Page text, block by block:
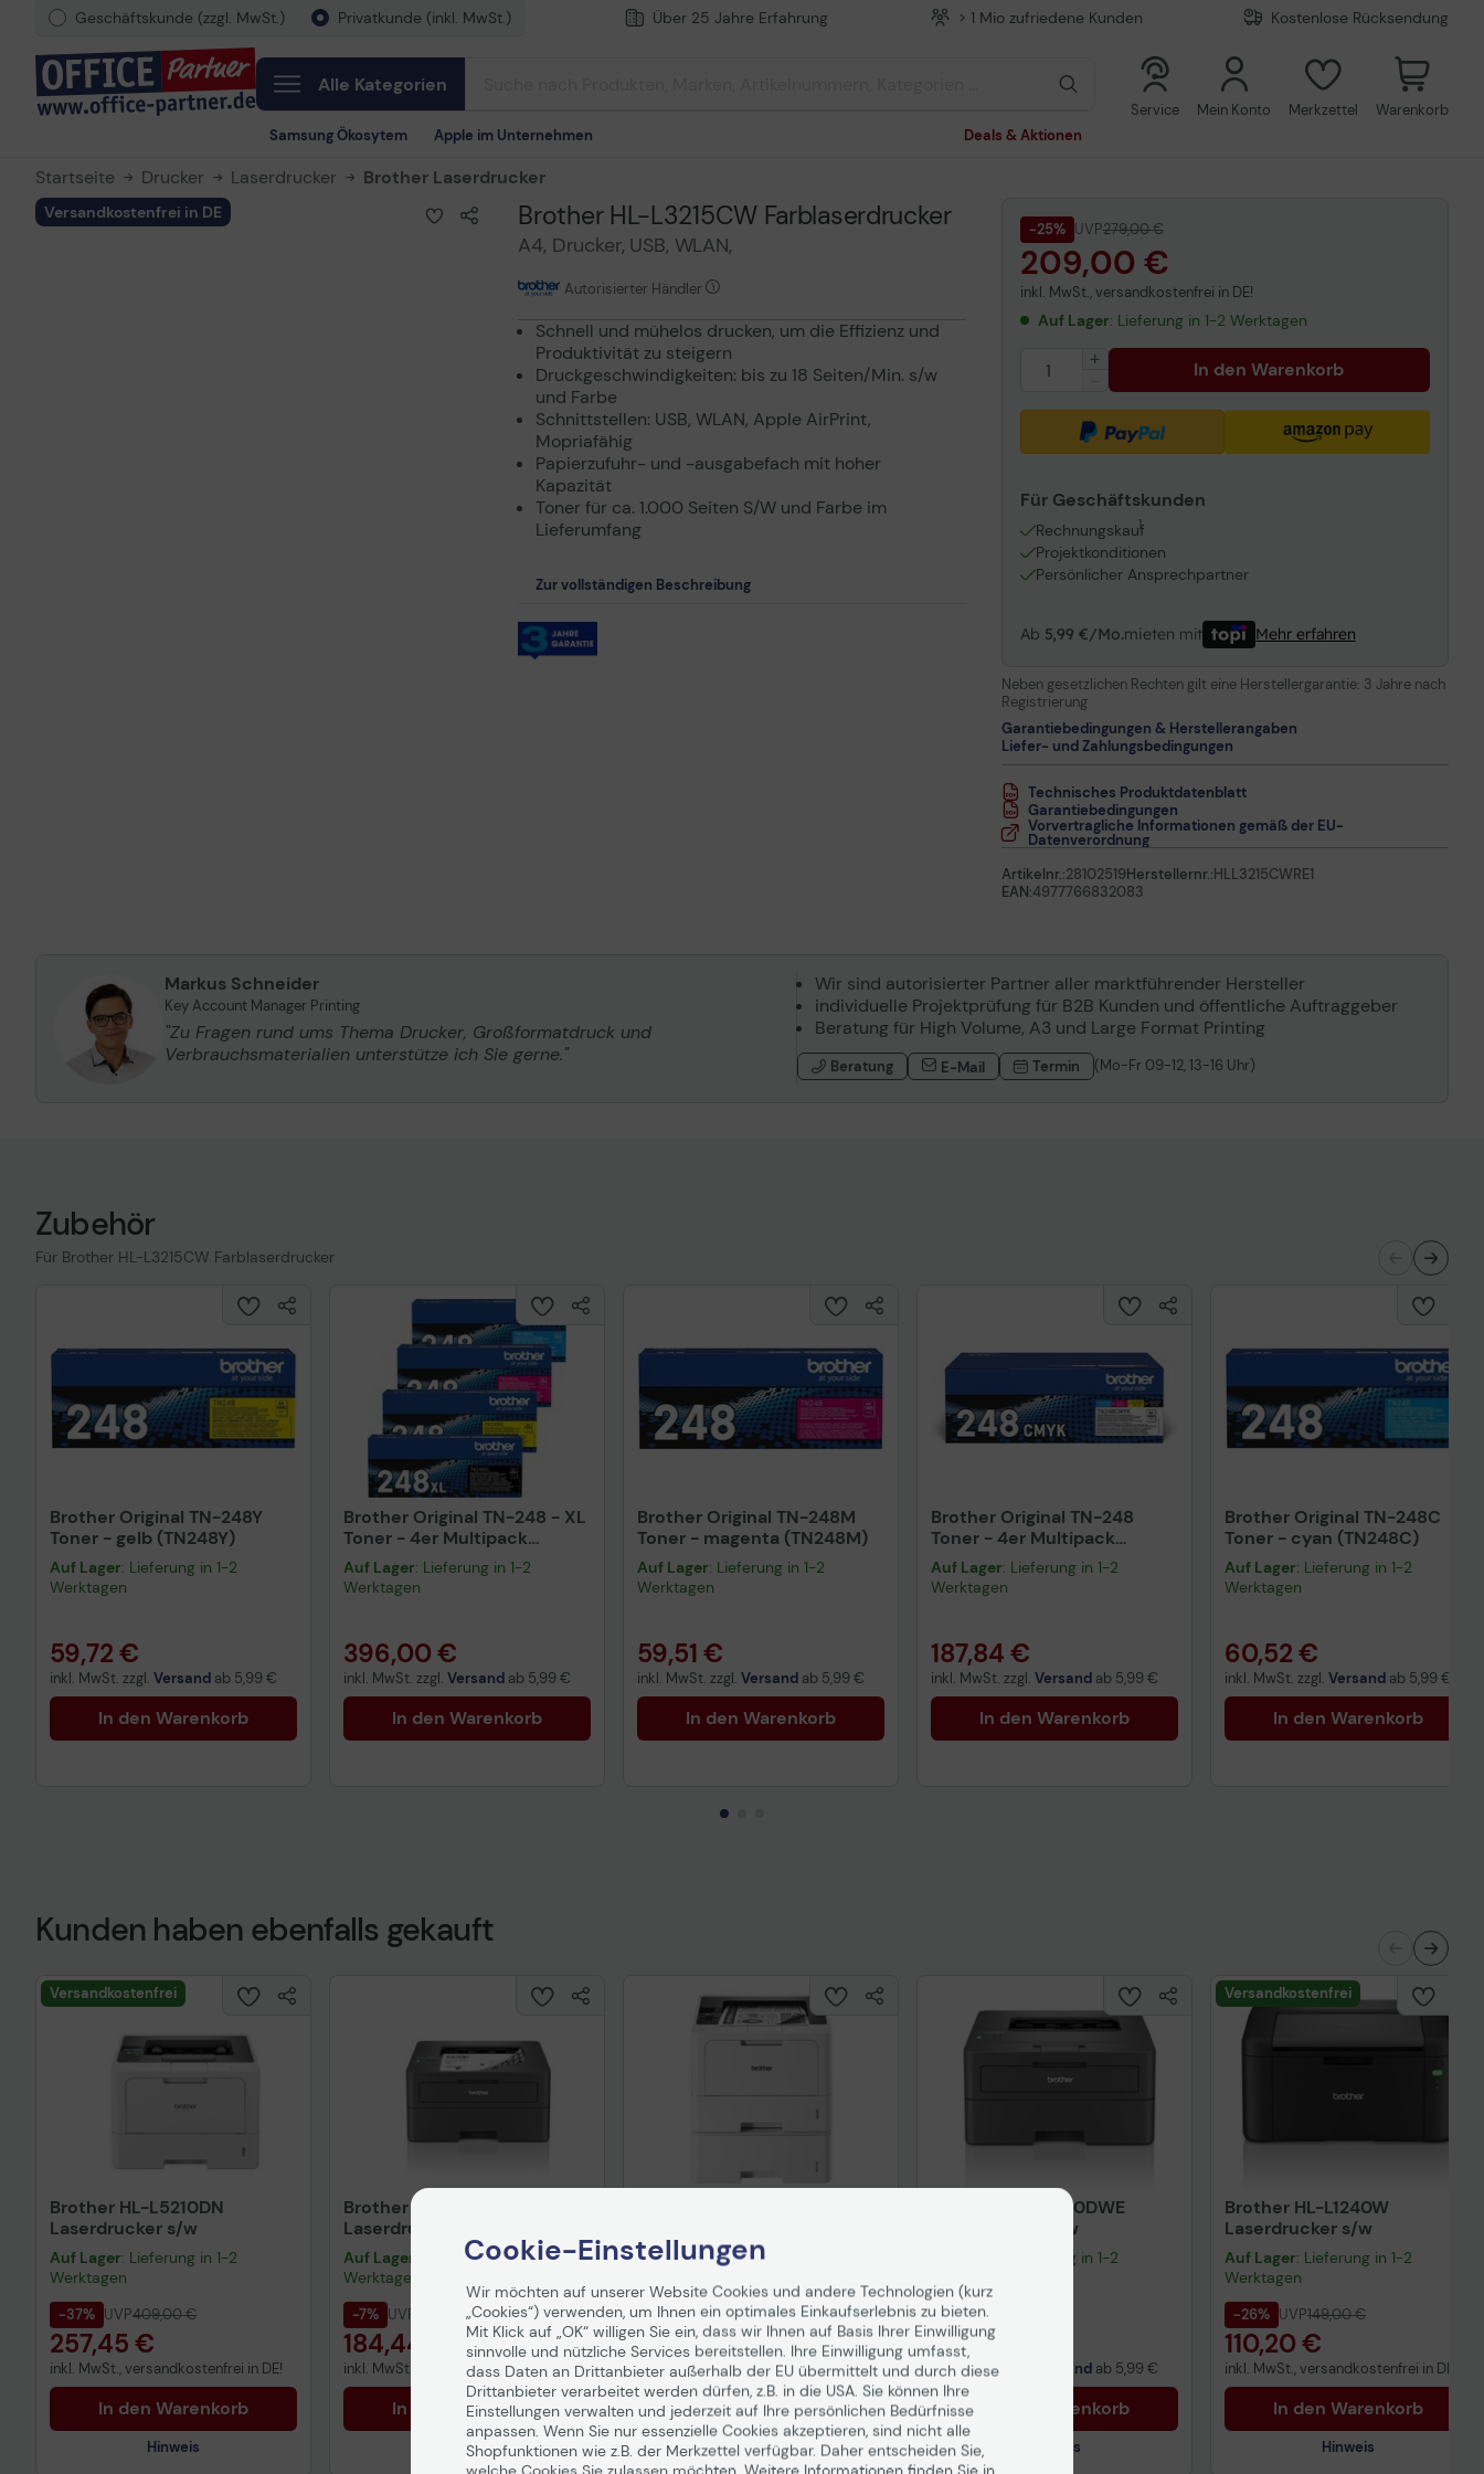
Geschäftskunde (zzgl. MwSt.) Privatkunde (inkl. MwSt.) Über 25 Jahre Erfahrung > 1 Mio zufriedene Kunden Kostenlose Rücksendung
Alle Kategorien
Samsung Ökosytem Apple im Unternehmen Deals & Aktionen
Service Mein Konto Merkzettel Warenkorb
Startseite Drucker Laserdrucker Brother Laserdrucker
Versandkostenfrei in DE Brother HL-L3215CW Farblaserdrucker
A4, Drucker, USB, WLAN,
Autorisierter Händler
Schnell und mühelos drucken, um die Effizienz und
Produktivität zu steigern
Druckgeschwindigkeiten: bis zu 18 Seiten/Min. s/w
und Farbe
Schnittstellen: USB, WLAN, Apple AirPrint,
Mopriafähig
Papierzufuhr- und -ausgabefach mit hoher
Kapazität
Toner für ca. 1.000 Seiten S/W und Farbe im
Lieferumfang
Zur vollständigen Beschreibung
-25% UVP279,00 €
209,00 €
inkl. MwSt., versandkostenfrei in DE!
Auf Lager: Lieferung in 1-2 Werktagen
In den Warenkorb
Für Geschäftskunden
Rechnungskauf
1
Projektkonditionen
Persönlicher Ansprechpartner
Ab 5,99 €/Mo.mieten mit Mehr erfahren
Neben gesetzlichen Rechten gilt eine Herstellergarantie: 3 Jahre nach
Registrierung
Garantiebedingungen & Herstellerangaben
Liefer- und Zahlungsbedingungen
Technisches Produktdatenblatt
Garantiebedingungen
Vorvertragliche Informationen gemäß der EU-
Datenverordnung
Artikelnr.:28102519Herstellernr.:HLL3215CWRE1
EAN:4977766832083
Markus Schneider
Key Account Manager Printing
"Zu Fragen rund ums Thema Drucker, Großformatdruck und
Verbrauchsmaterialien unterstütze ich Sie gerne."
Wir sind autorisierter Partner aller marktführender Hersteller
individuelle Projektprüfung für B2B Kunden und öffentliche Auftraggeber
Beratung für High Volume, A3 und Large Format Printing
Beratung E-Mail Termin (Mo-Fr 09-12, 13-16 Uhr)
Zubehör
Für Brother HL-L3215CW Farblaserdrucker
Brother Original TN-248Y
Toner - gelb (TN248Y)
Auf Lager: Lieferung in 1-2
Werktagen
59,72 €
inkl. MwSt. zzgl. Versand ab 5,99 €
In den Warenkorb
Brother Original TN-248 - XL
Toner - 4er Multipack
(TN248XLCMYK)
Auf Lager: Lieferung in 1-2
Werktagen
396,00 €
inkl. MwSt. zzgl. Versand ab 5,99 €
In den Warenkorb
Brother Original TN-248M
Toner - magenta (TN248M)
Auf Lager: Lieferung in 1-2
Werktagen
59,51 €
inkl. MwSt. zzgl. Versand ab 5,99 €
In den Warenkorb
Brother Original TN-248
Toner - 4er Multipack
(TN248CMYK)
Auf Lager: Lieferung in 1-2
Werktagen
187,84 €
inkl. MwSt. zzgl. Versand ab 5,99 €
In den Warenkorb
Brother Original TN-248C
Toner - cyan (TN248C)
Auf Lager: Lieferung in 1-2
Werktagen
60,52 €
inkl. MwSt. zzgl. Versand ab 5,99 €
In den Warenkorb
Kunden haben ebenfalls gekauft
Versandkostenfrei
Brother HL-L5210DN
Laserdrucker s/w
Auf Lager: Lieferung in 1-2
Werktagen
-37% UVP409,00 €
257,45 €
inkl. MwSt., versandkostenfrei in DE!
In den Warenkorb
Hinweis
Brother HL-L2445DW
Laserdrucker s/w
Auf Lager
: Lieferung in 1-2
Werktagen
-7% UVP 199,00 €
184,44 €
inkl. MwSt. zzgl. Versand ab5,99 €
In den Warenkorb
Hinweis
Auf Lager : Lieferung in 1-2
-1% UVP478,38 €
474,68 €
inkl. MwSt. zzgl. Versand ab5,99 €
In den Warenkorb
Hinweis
Brother HL-L2400DWE
Laserdrucker s/w
: Lieferung in 1-2
-23% UVP
125,19 €
inkl. MwSt. zzgl. Versand ab 5,99 €
In den Warenkorb
Hinweis
Versandkostenfrei
Brother HL-L1240W
Laserdrucker s/w
Auf Lager: Lieferung in 1-2
Werktagen
-26% UVP149,00 €
110,20 €
inkl. MwSt., versandkostenfrei in DE!
In den Warenkorb
Hinweis
Cookie-Einstellungen
Wir möchten auf unserer Website Cookies und andere Technologien (kurz
„Cookies“) verwenden, um Ihnen ein optimales Einkaufserlebnis zu bieten.
Mit Klick auf „OK“ willigen Sie ein, dass wir Ihnen auf Basis Ihrer Einwilligung
sinnvolle und nützliche Services bereitstellen. Ihre Einwilligung umfasst,
dass Daten an Drittanbieter außerhalb der EU übermittelt und durch diese
Drittanbieter verarbeitet werden dürfen, z.B. in die USA. Sie können Ihre
Einstellungen verwalten und jederzeit auf Ihre persönlichen Bedürfnisse
anpassen. Wenn Sie nur essenzielle Cookies akzeptieren, sind nicht alle
Shopfunktionen wie z.B. der Merkzettel verfügbar. Daher entscheiden Sie,